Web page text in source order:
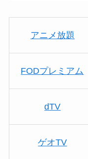
アニメ放題
FODプレミアム
dTV
ゲオTV